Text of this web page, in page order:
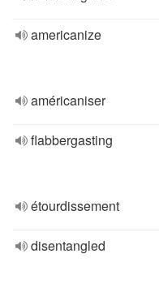
americanize
américaniser
flabbergasting
étourdissement
disentangled